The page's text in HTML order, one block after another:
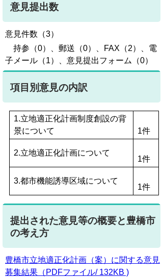
意見提出数
意見件数（3）
持参（0）、郵送（0）、FAX（2）、電
子メール（1）、意見提出フォーム（0）
項目別意見の内訳
1.立地適正化計画制度創設の背
景について
1件
2.立地適正化計画について
1件
3.都市機能誘導区域について
1件
提出された意見等の概要と豊橋市
の考え方
豊橋市立地適正化計画（案）に関する意見
募集結果（PDFファイル/ 132KB )